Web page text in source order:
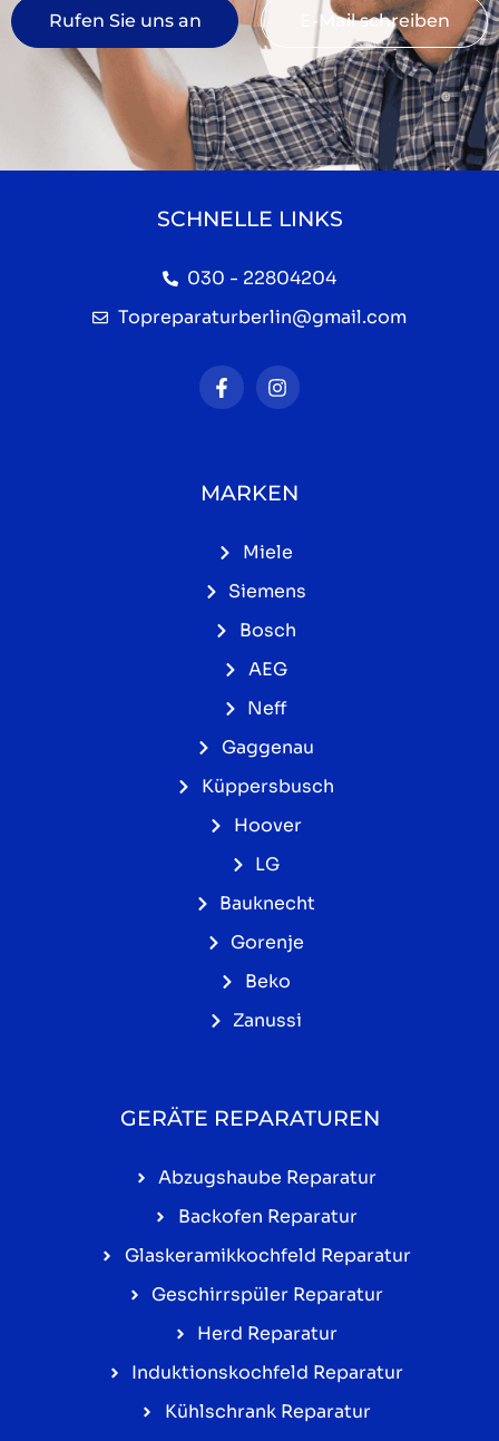
Rufen Sie uns an E-Mail schreiben
SCHNELLE LINKS
030 - 22804204
Topreparaturberlin@gmail.com
MARKEN
Miele
Siemens
Bosch
AEG
Neff
Gaggenau
Küppersbusch
Hoover
LG
Bauknecht
Gorenje
Beko
Zanussi
GERÄTE REPARATUREN
Abzugshaube Reparatur
Backofen Reparatur
Glaskeramikkochfeld Reparatur
Geschirrspüler Reparatur
Herd Reparatur
Induktionskochfeld Reparatur
Kühlschrank Reparatur